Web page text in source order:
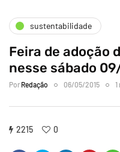
sustentabilidade
Feira de adoção
nesse sábado
Por Redação 06/05/2015
2215 0